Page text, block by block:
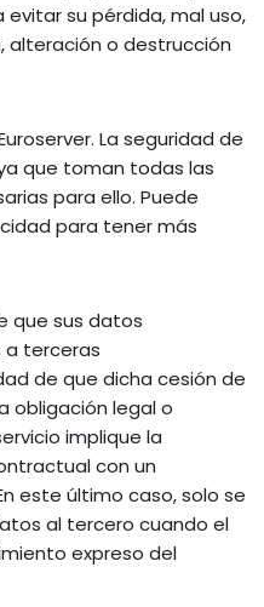
su pérdida, mal uso,
alteración o destrucción
La seguridad de
que toman todas las
para ello. Puede
para tener más
que sus datos
a terceras
de que dicha cesión de
obligación legal o
implique la
con un
este último caso, solo se
al tercero cuando el
expreso del